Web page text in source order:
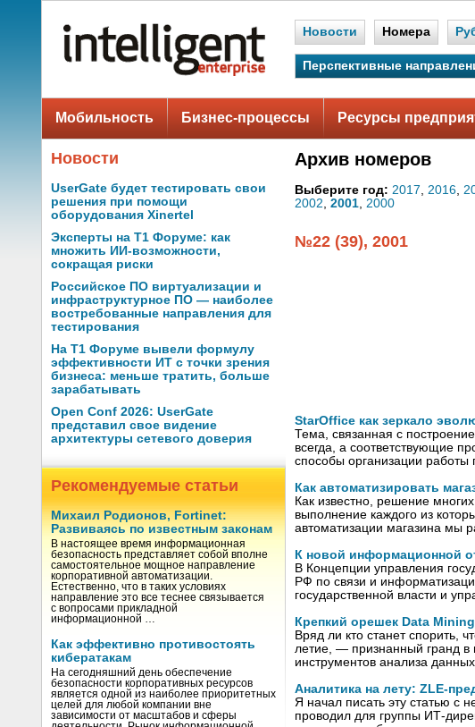
Новости Номера
Перспективные
Мобильность Бизнес-процессы Ресурсы
Новости
UserGate будет тестировать свои
решения при помощи
оборудования Xinertel
Эксперты на Т1 Форуме: как
множить ИИ-возможности,
сокращая риски
Российское ПО виртуализации и
инфраструктурное ПО — наиболее
востребованные направления для
тестирования
На Т1 Форуме вывели формулу
эффективности ИТ с точки зрения
бизнеса: меньше тратить, больше
зарабатывать
Open Conf 2026: UserGate
представил свое видение
архитектуры сетевого доверия
Рекомендуемые статьи
Михаил Родионов, Fortinet:
Развиваясь по известным законам
В настоящее время информационная
безопасность представляет собой вполне
самостоятельное мощное направление
корпоративной автоматизации.
Естественно, что в таких условиях
направление это все теснее связывается
с вопросами прикладной
информационной …
Как эффективно противостоять
кибератакам
На сегодняшний день обеспечение
безопасности корпоративных ресурсов
является одной из наиболее приоритетных
целей для любой компании вне
зависимости от масштабов и сферы
Архив номеров
Выберите год: 2017, 2016,
2002, 2001, 2000
№22 (39), 2001
StarOffice как зеркало
Тема, связанная с
всегда, а соответствующие
способы организации работы
Как автоматизировать
Как известно, решение
выполнение каждого из
автоматизации магазина мы
К новой информационной
В Концепции управления
РФ по связи и
государственной власти и
Крепкий орешек Data Mining
Вряд ли кто станет спорить,
летие, — признанный гранд в
инструментов анализа
Аналитика на лету: ZLE-
Я начал писать эту статью с
проводил для группы ИТ-